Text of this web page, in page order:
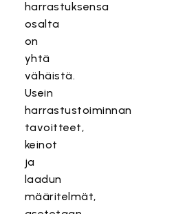
harrastuksensa
osalta
on
yhtä
vähäistä.
Usein
harrastustoiminnan
tavoitteet,
keinot
ja
laadun
määritelmät,